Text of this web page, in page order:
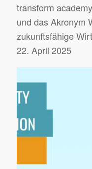
transform
und das Akronym
zukunftsfähige
22. April 2025